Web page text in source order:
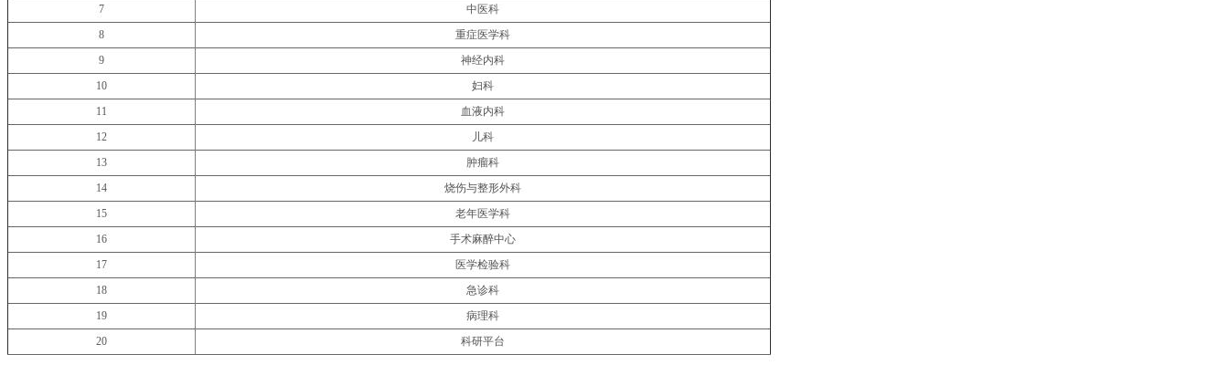
7
中医科
8
重症医学科
9
神经内科
10
妇科
11
血液内科
12
儿科
13
肿瘤科
14
烧伤与整形外科
15
老年医学科
16
手术麻醉中心
17
医学检验科
18
急诊科
19
病理科
20
科研平台